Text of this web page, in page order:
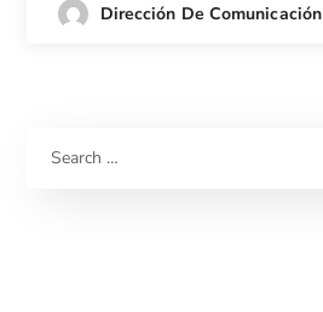
Dirección De Comunicación